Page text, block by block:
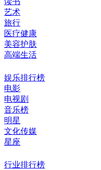
艺术
旅行
医疗健康
美容护肤
高端生活
娱乐排行榜
电影
电视剧
音乐榜
明星
文化传媒
星座
行业排行榜